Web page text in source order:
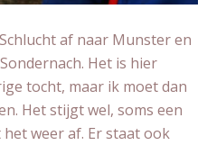
af naar Munster en
Het is hier
tocht, maar ik moet dan
Het stijgt wel, soms een
weer af. Er staat ook